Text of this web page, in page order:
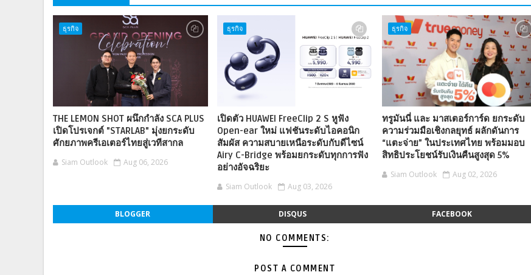
ธุรกิจ
THE LEMON SHOT ผนึกกำลัง SCA PLUS
เปิดโปรเจกต์ "STARLAB" มุ่งยกระดับ
ศักยภาพครีเอเตอร์ไทยสู่เวทีสากล
Siam Outlook Aug 06, 2026
ธุรกิจ
เปิดตัว HUAWEI FreeClip 2 S หูฟัง
Open-ear ใหม่ แฟชันระดับไอคอนิก
สัมผัส ความสบายเหนือระดับกับดีไซน์
Airy C-Bridge พร้อมยกระดับทุกการฟัง
อย่างอัจฉริยะ
Siam Outlook Aug 03, 2026
ธุรกิจ
ทรูมันนี่ และ มาสเตอร์การ์ด ยกระดับ
ความร่วมมือเชิงกลยุทธ์ ผลักดันการ
“แตะจ่าย” ในประเทศไทย พร้อมมอบ
สิทธิประโยชน์รับเงินคืนสูงสุด 5%
Siam Outlook Aug 02, 2026
BLOGGER DISQUS FACEBOOK
NO COMMENTS:
POST A COMMENT